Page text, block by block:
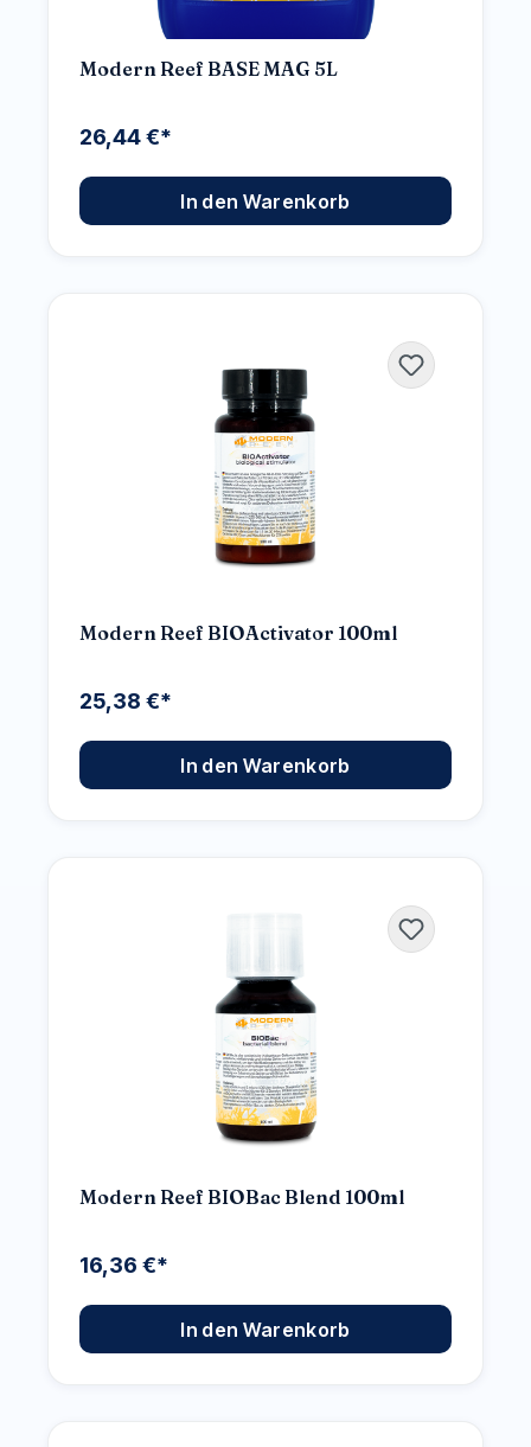
Modern Reef BASE MAG 5L
26,44 €*
In den Warenkorb
Modern Reef BIOActivator 100ml
25,38 €*
In den Warenkorb
Modern Reef BIOBac Blend 100ml
16,36 €*
In den Warenkorb